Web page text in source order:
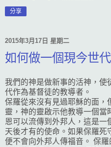
分享
2015年3月17日 星期二
如何做一個現今世
我們的神是做新事的活神，使
代作為基督徒的教導者。
保羅從來沒有見過耶穌的面，
靈，神的靈啟示他教導一個
恩可以流傳到外邦人，這是一
天後才有的使命。如果保羅死
便不會向外邦人傳福音。 保羅